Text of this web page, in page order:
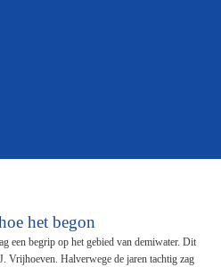
het begon
een begrip op het gebied van demiwater. Dit
Vrijhoeven. Halverwege de jaren tachtig zag